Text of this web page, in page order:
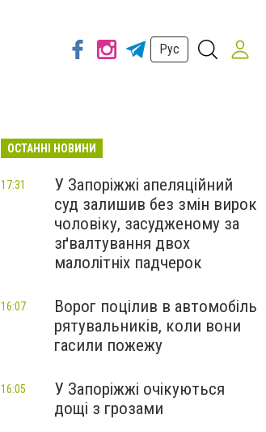
Рус
ОСТАННІ НОВИНИ
У Запоріжжі апеляційний
суд залишив без змін вирок
чоловіку, засудженому за
зґвалтування двох
малолітніх падчерок
17:31
Ворог поцілив в автомобіль
рятувальників, коли вони
гасили пожежу
16:07
У Запоріжжі очікуються
дощі з грозами
16:05